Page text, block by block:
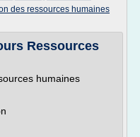
des ressources humaines
Ressources
humaines